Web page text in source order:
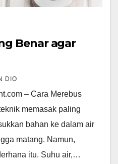
Benar agar
DIO
– Cara Merebus
memasak paling
bahan ke dalam air
matang. Namun,
itu. Suhu air,…